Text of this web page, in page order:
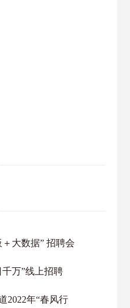
大数据” 招聘会
千万”线上招聘
2022年“春风行